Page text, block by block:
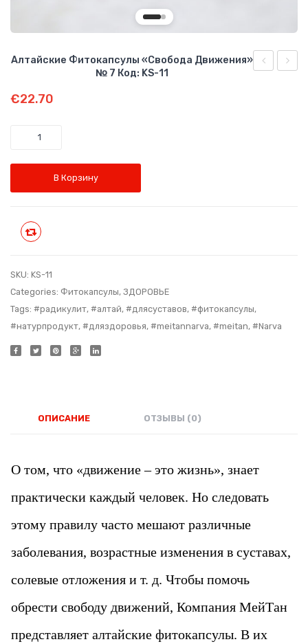
Алтайские Фитокапсулы «Свобода Движения»
№ 7 Код: KS-11
€22.70
Количество
В Корзину
SKU: KS-11
Categories: Фитокапсулы, ЗДОРОВЬЕ
Tags: #радикулит, #алтай, #длясуставов, #фитокапсулы,
#натурпродукт, #дляздоровья, #meitannarva, #meitan, #Narva
ОПИСАНИЕ ОТЗЫВЫ (0)
О том, что «движение – это жизнь», знает
практически каждый человек. Но следовать
этому правилу часто мешают различные
заболевания, возрастные изменения в суставах,
солевые отложения и т. д. Чтобы помочь
обрести свободу движений, Компания МейТан
представляет алтайские фитокапсулы. В их